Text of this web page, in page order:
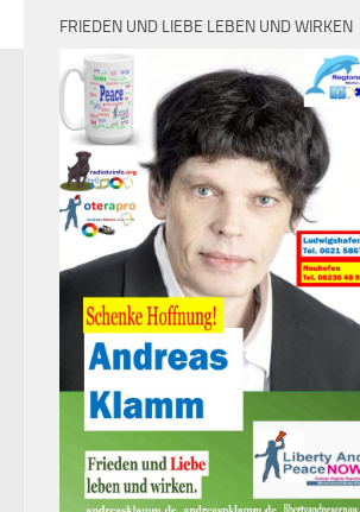
FRIEDEN UND LIEBE LEBEN UND WIRKEN